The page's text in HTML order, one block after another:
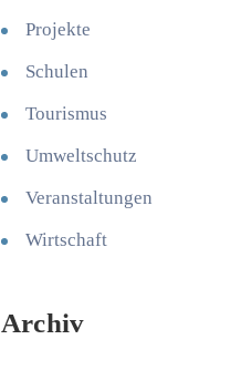
Projekte
Schulen
Tourismus
Umweltschutz
Veranstaltungen
Wirtschaft
Archiv